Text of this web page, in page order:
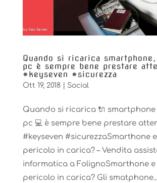
Quando si ricarica
pc è sempre bene prestare
#keyseven #sicurezza
Ott 19, 2018| Social
Quando si ricarica 🔌
pc 💻 è sempre bene prestare
#keyseven #sicurezzaSmarthone
pericolo in carica? – Vendita
informatica a FolignoSmarthone
pericolo in carica? Gli